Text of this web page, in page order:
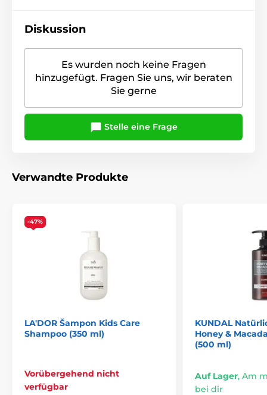
Diskussion
Es wurden noch keine Fragen
hinzugefügt. Fragen Sie uns, wir beraten
Sie gerne
Stelle eine Frage
Verwandte Produkte
-47%
LA'DOR Šampon Kids Care
Shampoo (350 ml)
Vorübergehend nicht
verfügbar
KUNDAL
Honey &
(500 ml)
Auf Lager, Am
bei dir